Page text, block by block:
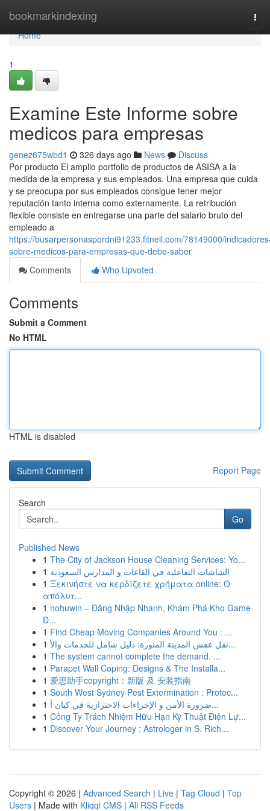
bookmarkindexing
Home
Home
1
Examine Este Informe sobre
medicos para empresas
genez675wbd1 326 days ago News
Discuss
Por producto El amplio portfolio de productos de ASISA a la
medida de la empresa y sus empleados. Una empresa que cuida
y se preocupa por sus empleados consigue tener mejor
reputación tanto interna como externamente. La retribución
flexible consiste en entregarse una parte del salario bruto del
empleado a
https://busarpersonaspordni91233.fitnell.com/78149000/
sobre-medicos-para-empresas-que-debe-saber
Comments
Who Upvoted
Comments
Submit a Comment
No HTML
HTML is disabled
Report Page
Search
Go
Published News
1 The City of Jackson House Cleaning Services: Yo...
1 الشاشات التفاعلية في القاعات و المدارس السعودية
1 Ξεκινήστε να κερδίζετε χρήματα online: Ο
απόλυτ...
1 nohuwin – Đăng Nhập Nhanh, Khám Phá Kho Game
Đ...
1 Find Cheap Moving Companies Around You : ...
1
نقل عفش المدينة المنورة: دليل شامل للخدمات والأ...
1 The system cannot complete the demand. ...
1 Parapet Wall Coping: Designs & The Installa...
1 爱思助手copyright：新版 及 安装指南
1 South West Sydney Pest Extermination : Protec...
1
ضرورة الأمن و الإجراءات الاحترازية في كيان أ...
1 Công Ty Trách Nhiệm Hữu Hạn Kỹ Thuật Điện Lự...
1 Discover Your Journey : Astrologer in S. Rich...
Copyright © 2026 | Advanced Search | Live | Tag Cloud | Top
Users | Made with Kliqqi CMS | All RSS Feeds